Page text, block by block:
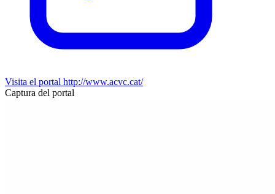
Visita el portal http://www.acvc.cat/
Captura del portal